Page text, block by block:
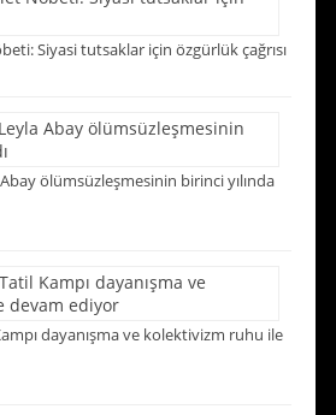
Siyasi tutsaklar için özgürlük çağrısı
ölümsüzleşmesinin birinci yılında
dayanışma ve kolektivizm ruhu ile